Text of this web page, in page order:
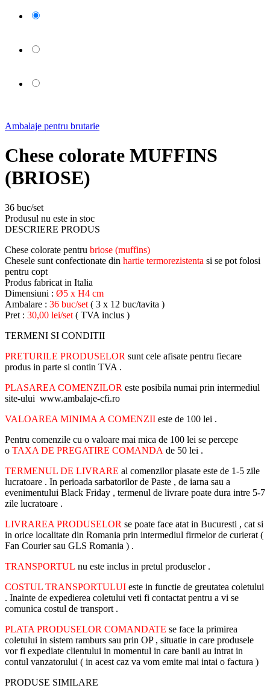
Ambalaje pentru brutarie
Chese colorate MUFFINS
(BRIOSE)
36 buc/set
Produsul nu este in stoc
DESCRIERE PRODUS
Chese colorate pentru briose (muffins)
Chesele sunt confectionate din hartie termorezistenta si se pot folosi
pentru copt
Produs fabricat in Italia
Dimensiuni : Ø5 x H4 cm
Ambalare : 36 buc/set ( 3 x 12 buc/tavita )
Pret : 30,00 lei/set ( TVA inclus )
TERMENI SI CONDITII
PRETURILE PRODUSELOR sunt cele afisate pentru fiecare
produs in parte si contin TVA .
PLASAREA COMENZILOR este posibila numai prin intermediul
site-ului www.ambalaje-cfi.ro
VALOAREA MINIMA A COMENZII este de 100 lei .
Pentru comenzile cu o valoare mai mica de 100 lei se percepe
o TAXA DE PREGATIRE COMANDA de 50 lei .
TERMENUL DE LIVRARE al comenzilor plasate este de 1-5 zile
lucratoare . In perioada sarbatorilor de Paste , de iarna sau a
evenimentului Black Friday , termenul de livrare poate dura intre 5-7
zile lucratoare .
LIVRAREA PRODUSELOR se poate face atat in Bucuresti , cat si
in orice localitate din Romania prin intermediul firmelor de curierat (
Fan Courier sau GLS Romania ) .
TRANSPORTUL nu este inclus in pretul produselor .
COSTUL TRANSPORTULUI este in functie de greutatea coletului
. Inainte de expedierea coletului veti fi contactat pentru a vi se
comunica costul de transport .
PLATA PRODUSELOR COMANDATE se face la primirea
coletului in sistem ramburs sau prin OP , situatie in care produsele
vor fi expediate clientului in momentul in care banii au intrat in
contul vanzatorului ( in acest caz va vom emite mai intai o factura )
PRODUSE SIMILARE